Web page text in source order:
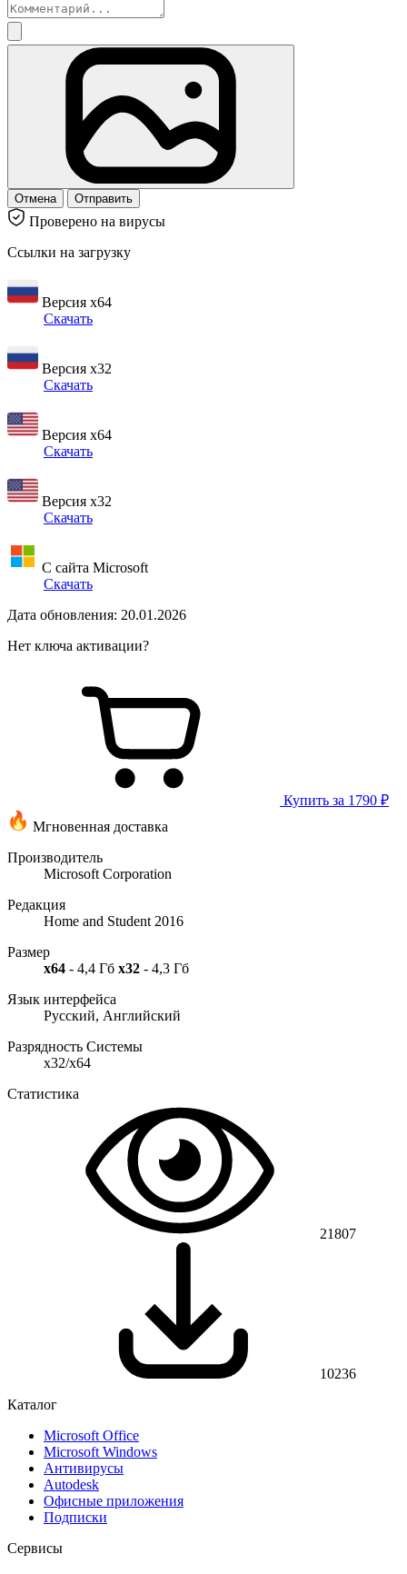
Отмена Отправить
Проверено на вирусы
Ссылки на загрузку
Версия x64
Скачать
Версия x32
Скачать
Версия x64
Скачать
Версия x32
Скачать
С сайта Microsoft
Скачать
Дата обновления: 20.01.2026
Нет ключа активации?
Купить за 1790 ₽
Мгновенная доставка
Производитель
Microsoft Corporation
Редакция
Home and Student 2016
Размер
x64 - 4,4 Гб x32 - 4,3 Гб
Язык интерфейса
Русский, Английский
Разрядность Системы
x32/x64
Статистика
21807
10236
Каталог
Microsoft Office
Microsoft Windows
Антивирусы
Autodesk
Офисные приложения
Подписки
Сервисы